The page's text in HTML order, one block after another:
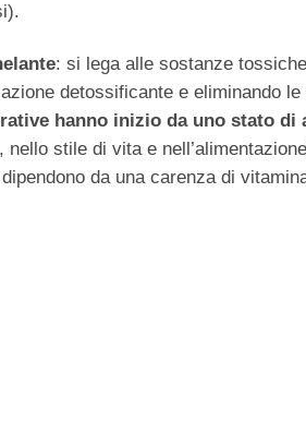
: si lega alle sostanze
detossificante e eliminando
hanno inizio da uno stato
nello stile di vita e
da una carenza di